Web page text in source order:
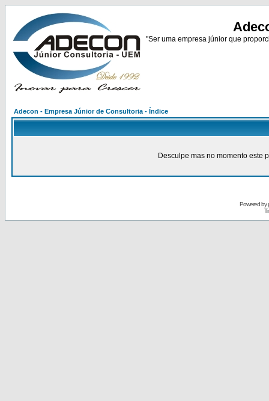
"Ser uma empresa júnior que
Adecon - Empresa Júnior de Consultoria - Índice
Desculpe mas no momento este
Powered by